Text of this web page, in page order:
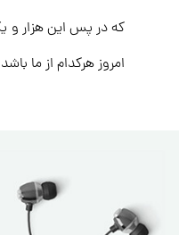
که در پس این هزار
امروز هرکدام از ما